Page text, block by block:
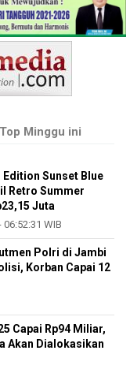
Minggu ini
Sunset Blue
Retro Summer
Juta
WIB
Polri di Jambi
Korban Capai 12
Capai Rp94 Miliar,
Akan Dialokasikan